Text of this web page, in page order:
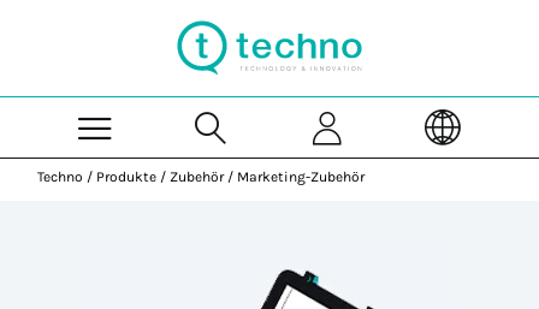
Techno / Produkte / Zubehör / Marketing-Zubehör